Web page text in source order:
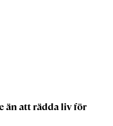
än att rädda liv för